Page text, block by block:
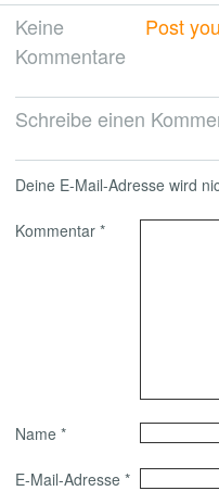
Keine
Kommentare
Post
Schreibe einen
Deine E-Mail-Adresse wird
Kommentar *
Name *
E-Mail-Adresse *